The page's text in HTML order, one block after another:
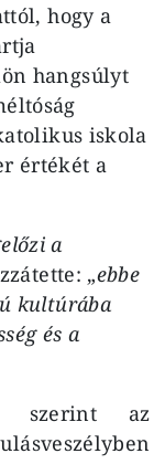
hogy a
hangsúlyt
iskola
értékét a
a
„ebbe
kultúrába
és a
szerint az